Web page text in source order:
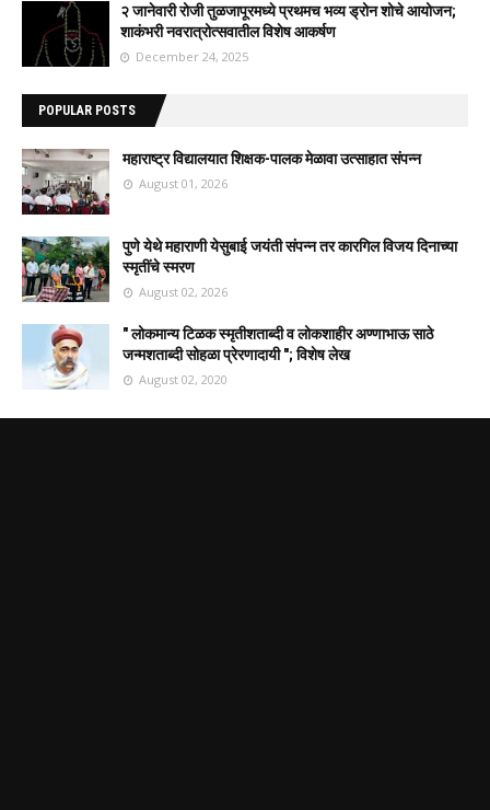
२ जानेवारी रोजी तुळजापूरमध्ये प्रथमच भव्य ड्रोन शोचे आयोजन;
शाकंभरी नवरात्रोत्सवातील विशेष आकर्षण
December 24, 2025
POPULAR POSTS
महाराष्ट्र विद्यालयात शिक्षक-पालक मेळावा उत्साहात संपन्न
August 01, 2026
पुणे येथे महाराणी येसुबाई जयंती संपन्न तर कारगिल विजय दिनाच्या
स्मृतींचे स्मरण
August 02, 2026
" लोकमान्य टिळक स्मृतीशताब्दी व लोकशाहीर अण्णाभाऊ साठे
जन्मशताब्दी सोहळा प्रेरणादायी "; विशेष लेख
August 02, 2020